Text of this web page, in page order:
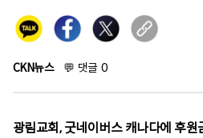
CKN뉴스 💬 댓글 0
광림교회, 굿네이버스 캐나다에 후원